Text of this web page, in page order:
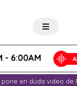
en duda video de